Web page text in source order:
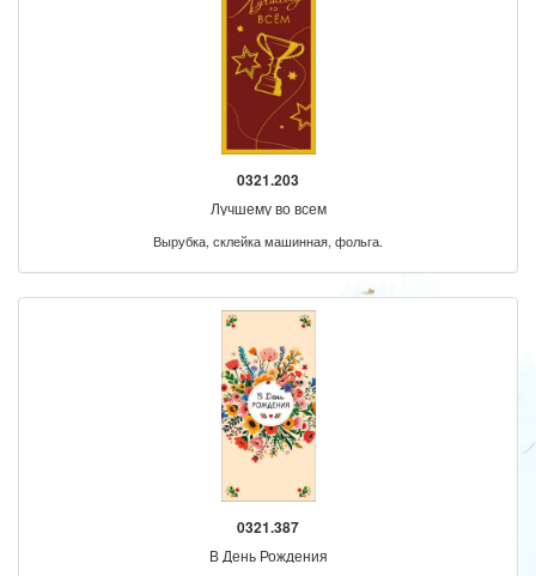
0321.203
Лучшему во всем
Вырубка, склейка машинная, фольга.
0321.387
В День Рождения